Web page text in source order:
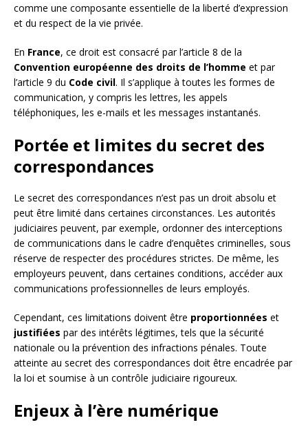
comme une composante essentielle de la liberté d’expression
et du respect de la vie privée.
En France, ce droit est consacré par l’article 8 de la
Convention européenne des droits de l’homme et par
l’article 9 du Code civil. Il s’applique à toutes les formes de
communication, y compris les lettres, les appels
téléphoniques, les e-mails et les messages instantanés.
Portée et limites du secret des
correspondances
Le secret des correspondances n’est pas un droit absolu et
peut être limité dans certaines circonstances. Les autorités
judiciaires peuvent, par exemple, ordonner des interceptions
de communications dans le cadre d’enquêtes criminelles, sous
réserve de respecter des procédures strictes. De même, les
employeurs peuvent, dans certaines conditions, accéder aux
communications professionnelles de leurs employés.
Cependant, ces limitations doivent être proportionnées et
justifiées par des intérêts légitimes, tels que la sécurité
nationale ou la prévention des infractions pénales. Toute
atteinte au secret des correspondances doit être encadrée par
la loi et soumise à un contrôle judiciaire rigoureux.
Enjeux à l’ère numérique